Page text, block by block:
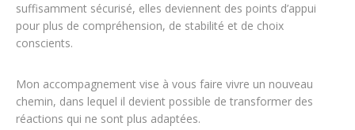
suffisamment sécurisé, elles deviennent des points d’appui
pour plus de compréhension, de stabilité et de choix
conscients.
Mon accompagnement vise à vous faire vivre un nouveau
chemin, dans lequel il devient possible de transformer des
réactions qui ne sont plus adaptées.